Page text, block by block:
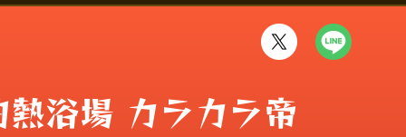
熱浴場 カラカラ帝